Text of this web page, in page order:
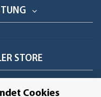
STORE
Wolmirstedt
Cookies